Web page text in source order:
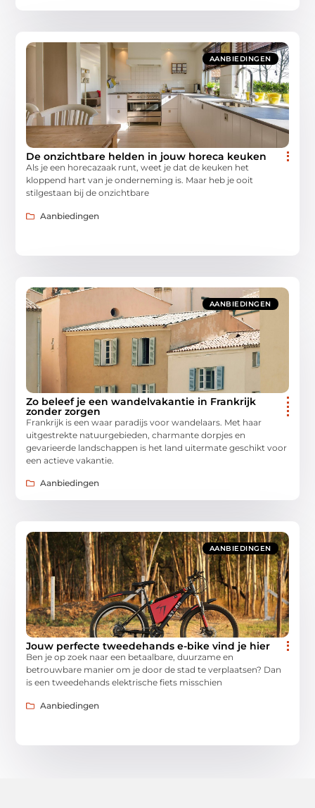
AANBIEDINGEN
De onzichtbare helden in jouw horeca keuken
Als je een horecazaak runt, weet je dat de keuken het
kloppend hart van je onderneming is. Maar heb je ooit
stilgestaan bij de onzichtbare
Aanbiedingen
AANBIEDINGEN
Zo beleef je een wandelvakantie in Frankrijk
zonder zorgen
Frankrijk is een waar paradijs voor wandelaars. Met haar
uitgestrekte natuurgebieden, charmante dorpjes en
gevarieerde landschappen is het land uitermate geschikt voor
een actieve vakantie.
Aanbiedingen
AANBIEDINGEN
Jouw perfecte tweedehands e-bike vind je hier
Ben je op zoek naar een betaalbare, duurzame en
betrouwbare manier om je door de stad te verplaatsen? Dan
is een tweedehands elektrische fiets misschien
Aanbiedingen